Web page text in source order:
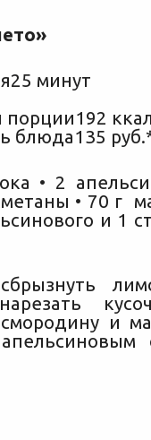
минут
порции192
блюда135
• 2
• 70 г
и 1
и